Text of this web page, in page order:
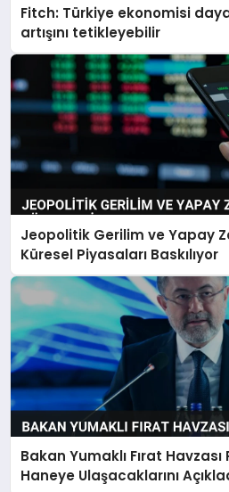
Fitch: Türkiye ekonomisi
artışını tetikleyebilir
Jeopolitik Gerilim ve Yapay
Küresel Piyasaları Baskılıyor
Bakan Yumaklı Fırat
Haneye Ulaşacaklarını